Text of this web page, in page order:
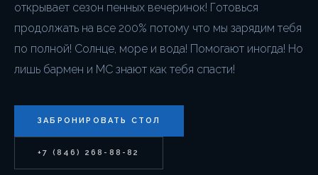
открывает сезон пенных вечеринок! Готовься
продолжать на все 200% потому что мы зарядим тебя
по полной! Солнце, море и вода! Помогают иногда! Но
лишь бармен и МС знают как тебя спасти!
ЗАБРОНИРОВАТЬ СТОЛ
+7 (846) 268-88-82